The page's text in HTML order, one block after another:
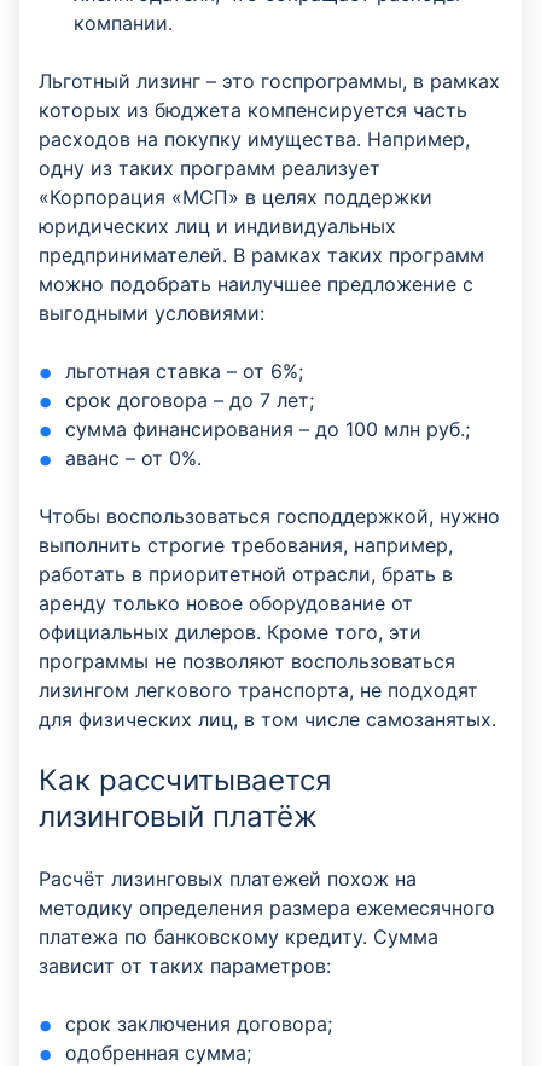
компании.
Льготный лизинг – это госпрограммы, в рамках
которых из бюджета компенсируется часть
расходов на покупку имущества. Например,
одну из таких программ реализует
«Корпорация «МСП» в целях поддержки
юридических лиц и индивидуальных
предпринимателей. В рамках таких программ
можно подобрать наилучшее предложение с
выгодными условиями:
льготная ставка – от 6%;
срок договора – до 7 лет;
сумма финансирования – до 100 млн руб.;
аванс – от 0%.
Чтобы воспользоваться господдержкой, нужно
выполнить строгие требования, например,
работать в приоритетной отрасли, брать в
аренду только новое оборудование от
официальных дилеров. Кроме того, эти
программы не позволяют воспользоваться
лизингом легкового транспорта, не подходят
для физических лиц, в том числе самозанятых.
Как рассчитывается
лизинговый платёж
Расчёт лизинговых платежей похож на
методику определения размера ежемесячного
платежа по банковскому кредиту. Сумма
зависит от таких параметров:
срок заключения договора;
одобренная сумма;